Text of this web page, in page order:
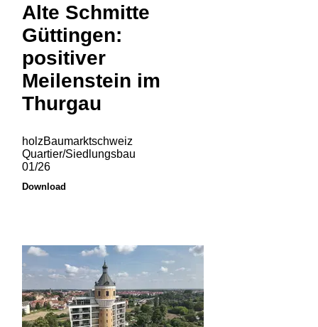
Alte Schmitte
Güttingen:
positiver
Meilenstein im
Thurgau
holzBaumarktschweiz
Quartier/Siedlungsbau
01/26
Download